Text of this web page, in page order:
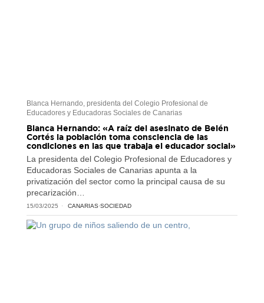
Blanca Hernando, presidenta del Colegio Profesional de
Educadores y Educadoras Sociales de Canarias
Blanca Hernando: «A raíz del asesinato de Belén
Cortés la población toma consciencia de las
condiciones en las que trabaja el educador social»
La presidenta del Colegio Profesional de Educadores y
Educadoras Sociales de Canarias apunta a la
privatización del sector como la principal causa de su
precarización…
15/03/2025 CANARIAS·SOCIEDAD